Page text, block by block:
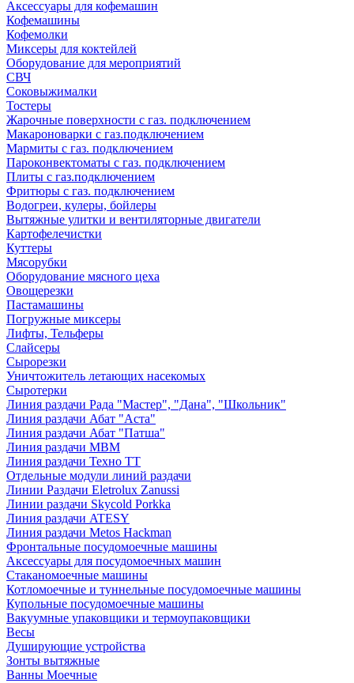
Аксессуары для кофемашин
Кофемашины
Кофемолки
Миксеры для коктейлей
Оборудование для мероприятий
СВЧ
Соковыжималки
Тостеры
Жарочные поверхности с газ. подключением
Макароноварки с газ.подключением
Мармиты с газ. подключением
Пароконвектоматы с газ. подключением
Плиты с газ.подключением
Фритюры с газ. подключением
Водогреи, кулеры, бойлеры
Вытяжные улитки и вентиляторные двигатели
Картофелечистки
Куттеры
Мясорубки
Оборудование мясного цеха
Овощерезки
Пастамашины
Погружные миксеры
Лифты, Тельферы
Слайсеры
Сырорезки
Уничтожитель летающих насекомых
Сыротерки
Линия раздачи Рада "Мастер", "Дана", "Школьник"
Линия раздачи Абат "Аста"
Линия раздачи Абат "Патша"
Линия раздачи МВМ
Линия раздачи Техно ТТ
Отдельные модули линий раздачи
Линии Раздачи Eletrolux Zanussi
Линии раздачи Skycold Porkka
Линия раздачи ATESY
Линия раздачи Metos Hackman
Фронтальные посудомоечные машины
Аксессуары для посудомоечных машин
Стаканомоечные машины
Котломоечные и туннельные посудомоечные машины
Купольные посудомоечные машины
Вакуумные упаковщики и термоупаковщики
Весы
Душирующие устройства
Зонты вытяжные
Ванны Моечные